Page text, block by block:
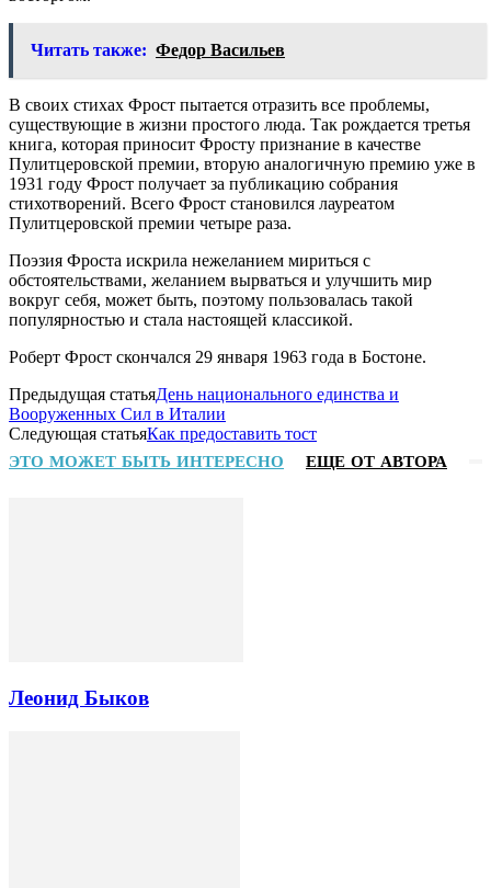
Читать также: Федор Васильев
В своих стихах Фрост пытается отразить все проблемы,
существующие в жизни простого люда. Так рождается третья
книга, которая приносит Фросту признание в качестве
Пулитцеровской премии, вторую аналогичную премию уже в
1931 году Фрост получает за публикацию собрания
стихотворений. Всего Фрост становился лауреатом
Пулитцеровской премии четыре раза.
Поэзия Фроста искрила нежеланием мириться с
обстоятельствами, желанием вырваться и улучшить мир
вокруг себя, может быть, поэтому пользовалась такой
популярностью и стала настоящей классикой.
Роберт Фрост скончался 29 января 1963 года в Бостоне.
Предыдущая статьяДень национального единства и
Вооруженных Сил в Италии
Следующая статьяКак предоставить тост
ЭТО МОЖЕТ БЫТЬ ИНТЕРЕСНО ЕЩЕ ОТ АВТОРА
Леонид Быков